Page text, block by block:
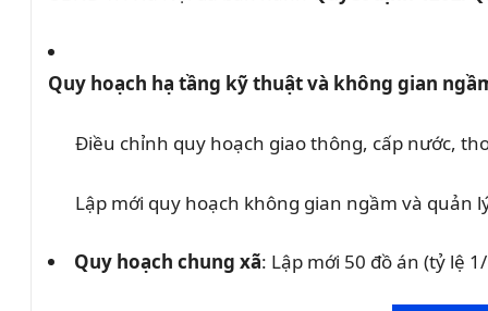
Quy hoạch hạ tầng kỹ thuật và không gian
Điều chỉnh quy hoạch giao thông, cấp nước,
Lập mới quy hoạch không gian ngầm và quản
Quy hoạch chung xã: Lập mới 50 đồ án (tỷ lệ